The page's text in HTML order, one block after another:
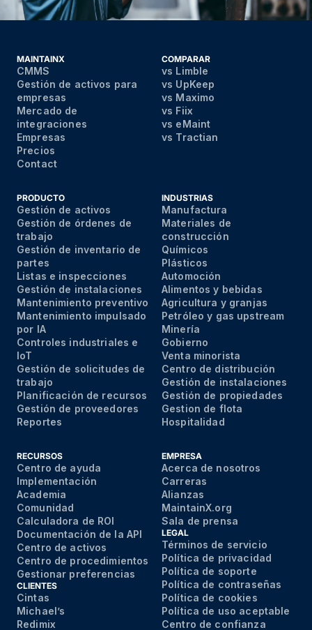
MAINTAINX
CMMS
Gestión de activos para
empresas
Mercado de
integraciones
Empresas
Precios
Contact
COMPARAR
vs Limble
vs UpKeep
vs Maximo
vs Fiix
vs eMaint
vs Tractian
PRODUCTO
Gestión de activos
Gestión de órdenes de
trabajo
Gestión de inventario de
partes
Listas e inspecciones
Gestión de instalaciones
Mantenimiento preventivo
Mantenimiento impulsado
por IA
Controles industriales e
IoT
Gestión de solicitudes de
trabajo
Planificación de recursos
Gestión de proveedores
Reportes
INDUSTRIAS
Manufactura
Materiales de
construcción
Químicos
Plásticos
Automoción
Alimentos y bebidas
Agricultura y granjas
Petróleo y gas upstream
Minería
Gobierno
Venta minorista
Centro de distribución
Gestión de instalaciones
Gestión de propiedades
Gestion de flota
Hospitalidad
RECURSOS
Centro de ayuda
Implementación
Academia
Comunidad
Calculadora de ROI
Documentación de la API
Centro de activos
Centro de procedimientos
Gestionar preferencias
CLIENTES
Cintas
Michael’s
Redimix
EMPRESA
Acerca de nosotros
Carreras
Alianzas
MaintainX.org
Sala de prensa
LEGAL
Términos de servicio
Política de privacidad
Política de soporte
Política de contraseñas
Política de cookies
Política de uso aceptable
Centro de confianza